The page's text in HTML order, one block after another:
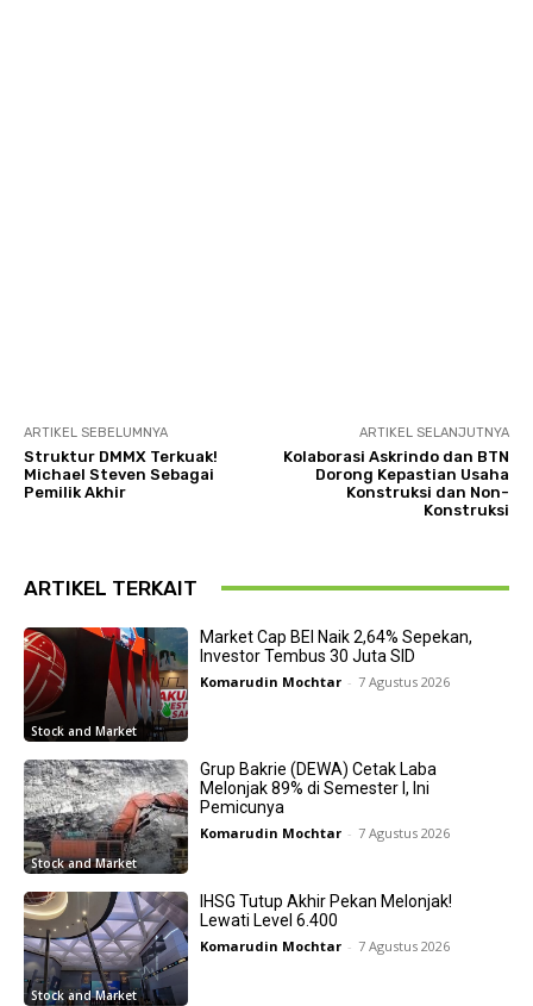
ARTIKEL SEBELUMNYA
Struktur DMMX Terkuak!
Michael Steven Sebagai
Pemilik Akhir
ARTIKEL SELANJUTNYA
Kolaborasi Askrindo dan BTN
Dorong Kepastian Usaha
Konstruksi dan Non-
Konstruksi
ARTIKEL TERKAIT
Stock and Market
Market Cap BEI Naik 2,64% Sepekan,
Investor Tembus 30 Juta SID
Komarudin Mochtar - 7 Agustus 2026
Stock and Market
Grup Bakrie (DEWA) Cetak Laba
Melonjak 89% di Semester I, Ini
Pemicunya
Komarudin Mochtar - 7 Agustus 2026
Stock and Market
IHSG Tutup Akhir Pekan Melonjak!
Lewati Level 6.400
Komarudin Mochtar - 7 Agustus 2026